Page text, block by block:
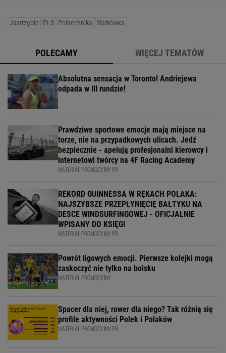
Jastrzębie PLS Politechnika Siatkówka
POLECAMY WIĘCEJ TEMATÓW
Absolutna sensacja w Toronto! Andriejewa
odpada w III rundzie!
Prawdziwe sportowe emocje mają miejsce na
torze, nie na przypadkowych ulicach. Jedź
bezpiecznie - apelują profesjonalni kierowcy i
internetowi twórcy na 4F Racing Academy
MATERIAŁ PROMOCYJNY PR
REKORD GUINNESSA W RĘKACH POLAKA:
NAJSZYBSZE PRZEPŁYNIĘCIĘ BAŁTYKU NA
DESCE WINDSURFINGOWEJ - OFICJALNIE
WPISANY DO KSIĘGI
MATERIAŁ PROMOCYJNY PR
Powrót ligowych emocji. Pierwsze kolejki mogą
zaskoczyć nie tylko na boisku
MATERIAŁ PROMOCYJNY
Spacer dla niej, rower dla niego? Tak różnią się
profile aktywności Polek i Polaków
MATERIAŁ PROMOCYJNY PR